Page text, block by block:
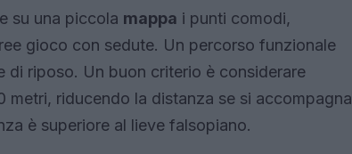
su una piccola mappa i punti comodi,
gioco con sedute. Un percorso funzionale
riposo. Un buon criterio è considerare
riducendo la distanza se si accompagna
è superiore al lieve falsopiano.